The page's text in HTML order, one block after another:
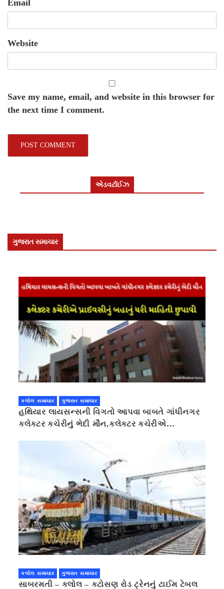
Email
Website
Save my name, email, and website in this browser for
the next time I comment.
એડવર્ટાઈઝ
ગુજરાત સમાચાર
કલોલ સમાચાર ગુજરાત સમાચાર
હથિયાર લાયસન્સની વિગતો આપવા બાબતે ગાંધીનગર
કલેક્ટર કચેરીનું ભેદી મૌન,કલેક્ટર કચેરીએ
કલોલ સમાચાર ગુજરાત સમાચાર
સાબરમતી – કલોલ – કટોસણ રોડ ટ્રેનનું ટાઈમ ટેબલ